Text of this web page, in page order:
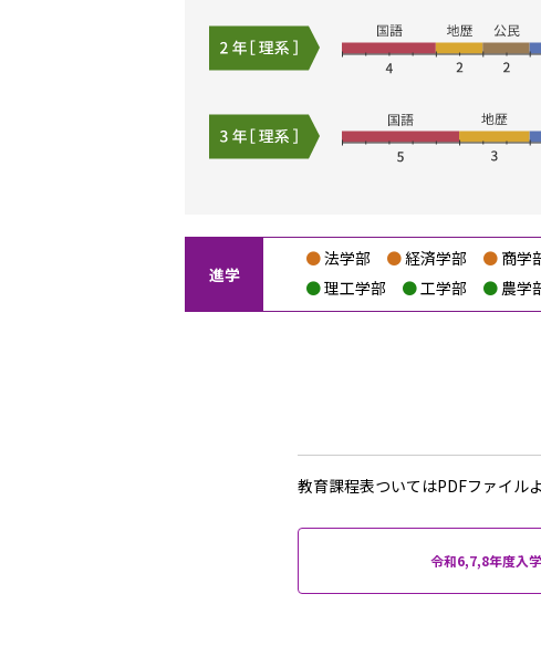
進学
法学部 経済学部 商学
理工学部
工学部 農学
教育課程表ついてはPDFファイル
令和6,7,8年度入学